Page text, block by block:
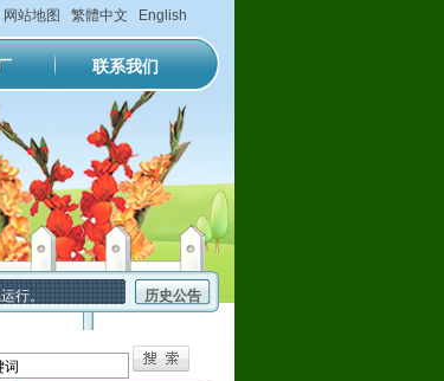
网站地图 繁體中文 English
联系我们
。 历史公告